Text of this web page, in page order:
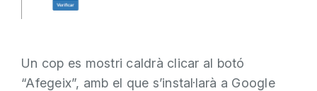
Un cop es mostri caldrà clicar al botó
“Afegeix”, amb el que s’instal·larà a Google